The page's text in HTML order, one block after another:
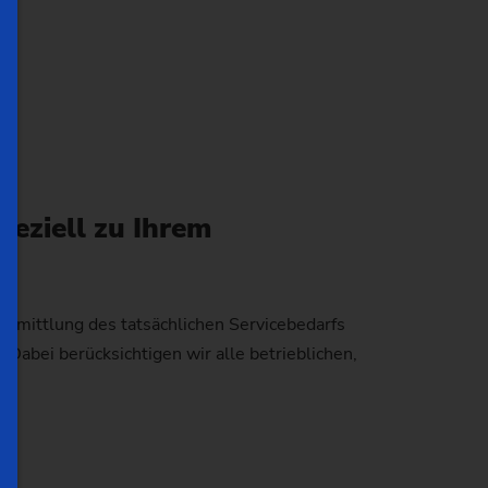
zu Ihrem
des tatsächlichen Servicebedarfs
berücksichtigen wir alle betrieblichen,